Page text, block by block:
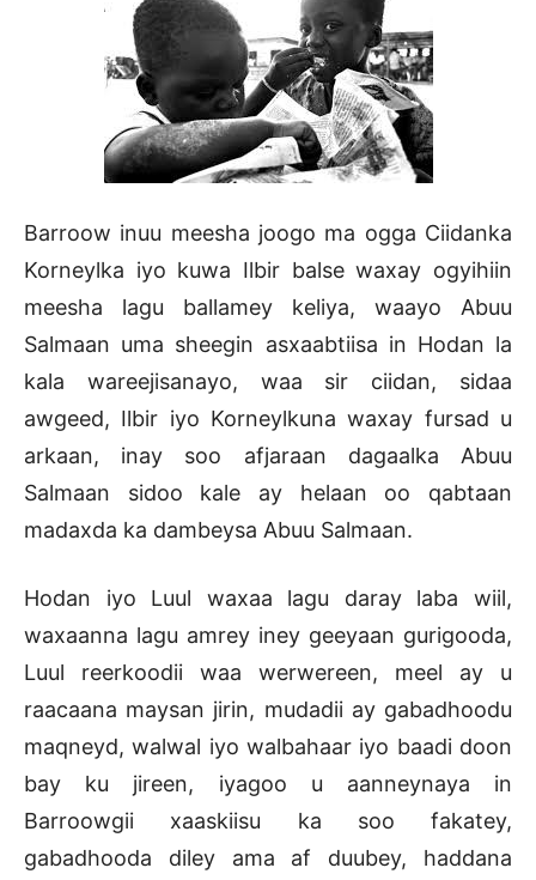
Barroow inuu meesha joogo ma ogga Ciidanka
Korneylka iyo kuwa Ilbir balse waxay ogyihiin
meesha lagu ballamey keliya, waayo Abuu
Salmaan uma sheegin asxaabtiisa in Hodan la
kala wareejisanayo, waa sir ciidan, sidaa
awgeed, Ilbir iyo Korneylkuna waxay fursad u
arkaan, inay soo afjaraan dagaalka Abuu
Salmaan sidoo kale ay helaan oo qabtaan
madaxda ka dambeysa Abuu Salmaan.
Hodan iyo Luul waxaa lagu daray laba wiil,
waxaanna lagu amrey iney geeyaan gurigooda,
Luul reerkoodii waa werwereen, meel ay u
raacaana maysan jirin, mudadii ay gabadhoodu
maqneyd, walwal iyo walbahaar iyo baadi doon
bay ku jireen, iyagoo u aanneynaya in
Barroowgii xaaskiisu ka soo fakatey,
gabadhooda diley ama af duubey, haddana